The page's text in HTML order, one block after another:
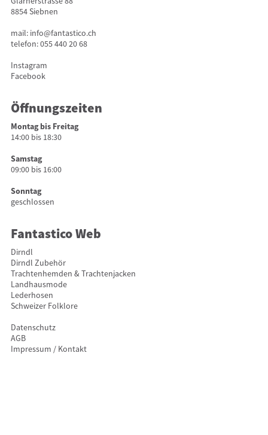
8854 Siebnen
mail: info@fantastico.ch
telefon:055 440 20 68
Instagram
Facebook
Öffnungszeiten
Montag bis Freitag
14:00 bis 18:30
Samstag
09:00 bis 16:00
Sonntag
geschlossen
Fantastico Web
Dirndl
Dirndl Zubehör
Trachtenhemden & Trachtenjacken
Landhausmode
Lederhosen
Schweizer Folklore
Datenschutz
AGB
Impressum / Kontakt